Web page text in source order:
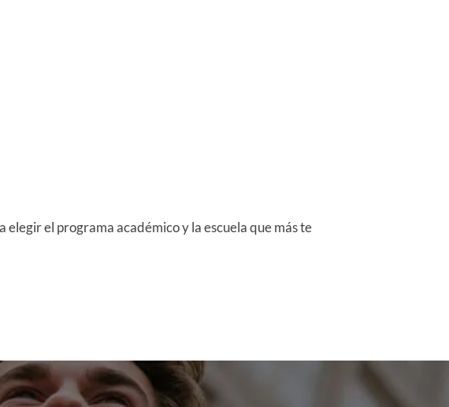
elegir el programa académico y la escuela que más te